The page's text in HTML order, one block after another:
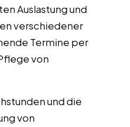
Auslastung und
verschiedener
Termine per
von
und die
von